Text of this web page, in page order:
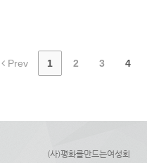
Prev 1 2 3 4
(사)평화를만드는여성회